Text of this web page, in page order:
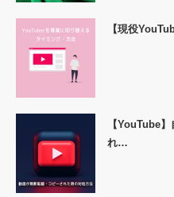
【現役
【YouTube
れ…